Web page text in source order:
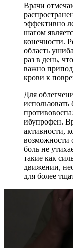
Врачи
эффективно
шагом
конечности.
область
раз в день,
важно
крови к
Для
использовать
ибупрофен.
активности,
возможности
боль не
такие как
движении,
для более